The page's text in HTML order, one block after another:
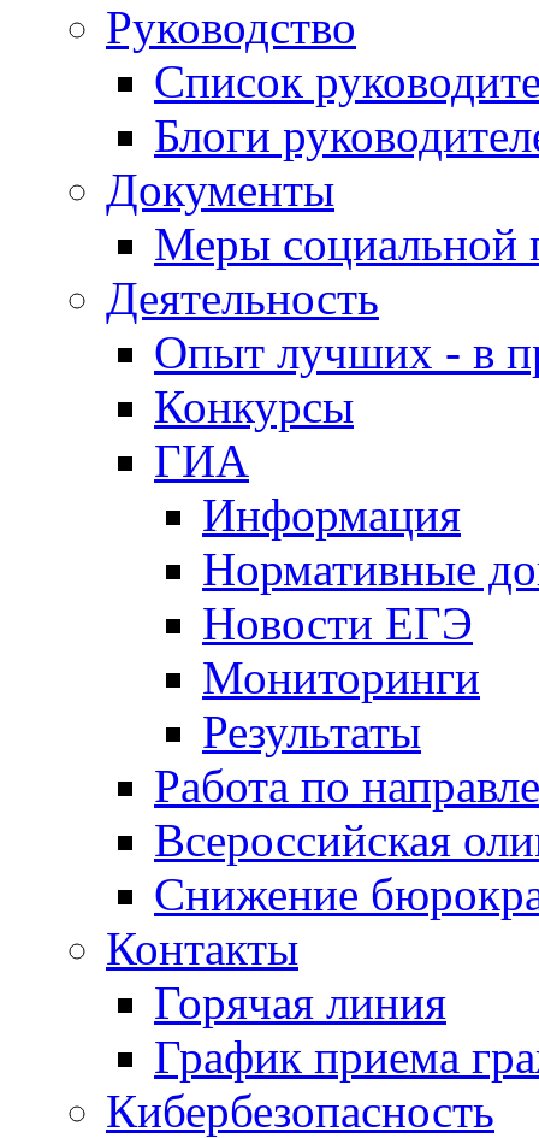
Руководство
Список
Блоги
Документы
Меры социальной
Деятельность
Опыт лучших - в
Конкурсы
ГИА
Информация
Нормативные
Новости ЕГЭ
Мониторинги
Результаты
Работа по
Всероссийская
Снижение
Контакты
Горячая линия
График приема
Кибербезопасность